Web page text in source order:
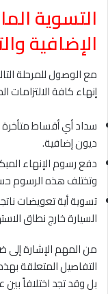
التسوية
الإضافية
مع الوصول للمرحلة
إنهاء كافة الالتزامات
سداد أي أقساط
ديون إضافية.
دفع رسوم الإنهاء
وتختلف هذه الرسوم
تسوية أية تعويضات
السيارة خارج نطاق
من المهم الإشارة
التفاصيل المتعلقة
بل وقد تجد اختلافاً